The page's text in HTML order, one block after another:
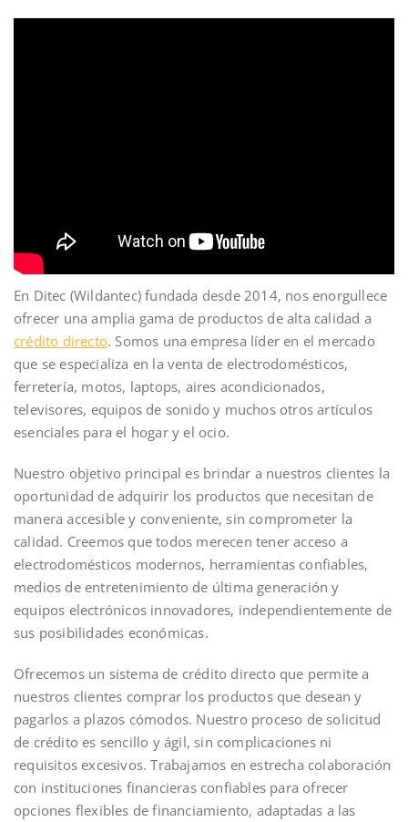
En Ditec (Wildantec) fundada desde 2014, nos enorgullece
ofrecer una amplia gama de productos de alta calidad a
crédito directo. Somos una empresa líder en el mercado
que se especializa en la venta de electrodomésticos,
ferretería, motos, laptops, aires acondicionados,
televisores, equipos de sonido y muchos otros artículos
esenciales para el hogar y el ocio.
Nuestro objetivo principal es brindar a nuestros clientes la
oportunidad de adquirir los productos que necesitan de
manera accesible y conveniente, sin comprometer la
calidad. Creemos que todos merecen tener acceso a
electrodomésticos modernos, herramientas confiables,
medios de entretenimiento de última generación y
equipos electrónicos innovadores, independientemente de
sus posibilidades económicas.
Ofrecemos un sistema de crédito directo que permite a
nuestros clientes comprar los productos que desean y
pagarlos a plazos cómodos. Nuestro proceso de solicitud
de crédito es sencillo y ágil, sin complicaciones ni
requisitos excesivos. Trabajamos en estrecha colaboración
con instituciones financieras confiables para ofrecer
opciones flexibles de financiamiento, adaptadas a las